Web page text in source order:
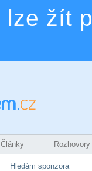
lze žít
Články Rozhovory
Hledám sponzora